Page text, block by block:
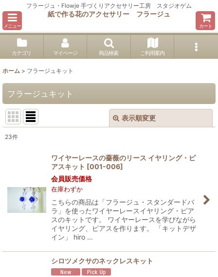
フラージュ・Flowje 手づくりアクセサリー工房 スタジオゲム
メニュー
紙で作る花のアクセサリー フラージュ
カート
カテゴリ マイページ 商品検索 ご利用案内
ホーム > フラージュキット
フラージュキット
表示順変更
絞り込む
23件
ワイヤーレースの薔薇のリース イヤリング・ピ
アスキット [001-006]
会員販売価格
在庫わずか
こちらの商品は「フラージュ・スタンダードバ
ラ」を使ったワイヤーレースイヤリング・ピア
スのキットです。 ワイヤーレースを学びながら
イヤリング、ピアスを作ります。 「キットデザ
イン」 hiro …
シロツメクサのネックレスキット